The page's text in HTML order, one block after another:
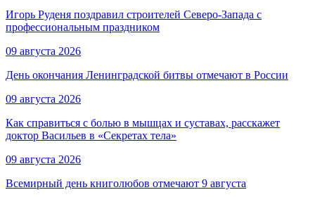
Игорь Руденя поздравил строителей Северо-Запада с
профессиональным праздником
09 августа 2026
День окончания Ленинградской битвы отмечают в России
09 августа 2026
Как справиться с болью в мышцах и суставах, расскажет
доктор Васильев в «Секретах тела»
09 августа 2026
Всемирный день книголюбов отмечают 9 августа